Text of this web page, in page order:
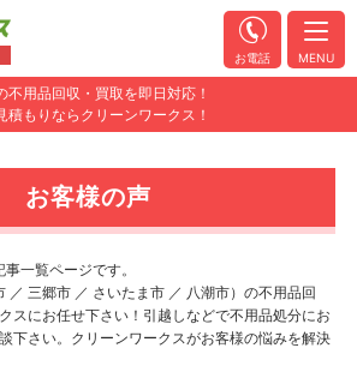
不用品回収・買取を即日対応！
積もりならクリーンワークス！
お電話 MENU
お客様の声
一覧ページです。
／ 三郷市 ／ さいたま市 ／ 八潮市）の不用品回
スにお任せ下さい！引越しなどで不用品処分にお
下さい。クリーンワークスがお客様の悩みを解決